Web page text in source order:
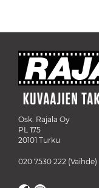
Osk. Rajala Oy
PL 175
20101 Turku
020 7530 222 (Vaihde)